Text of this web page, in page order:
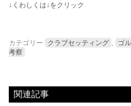
↓くわしくは↓をクリック
カテゴリー クラブセッティング ゴ
考察
関連記事